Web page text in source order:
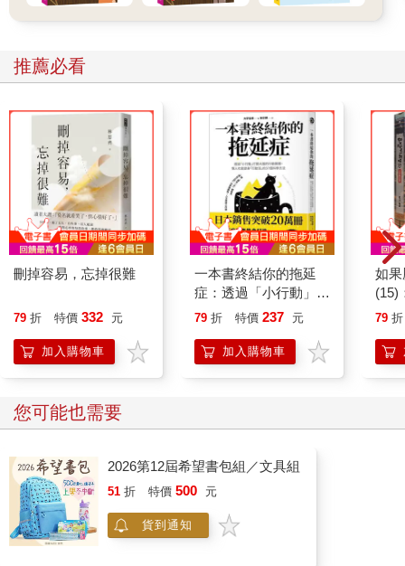
推薦必看
刪掉容易，忘掉很難
79 折 特價 332 元
加入購物車
一本書終結你的拖延
症：透過「小行動」打
開大腦的行動開關，懶
的37個科學方法
79 折 特價 237 元
加入購物車
如
(15)
貓
79 折
您可能也需要
2026第12屆希望書包組／文具組
51 折 特價 500 元
貨到通知